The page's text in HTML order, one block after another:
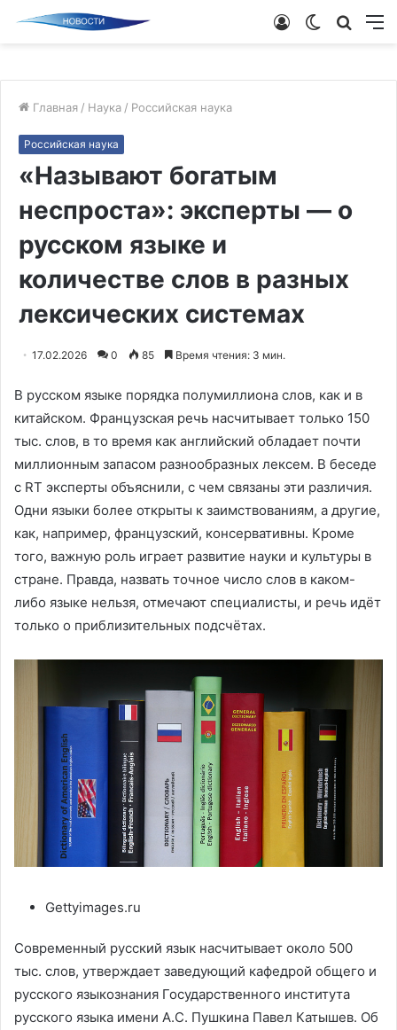
Поиск
Switch
Войти
Главная / Наука / Российская наука
Российская наука
«Называют богатым
неспроста»: эксперты — о
русском языке и
количестве слов в разных
лексических системах
17.02.2026 0 85 Время чтения: 3 мин.
В русском языке порядка полумиллиона слов, как и в
китайском. Французская речь насчитывает только 150
тыс. слов, в то время как английский обладает почти
миллионным запасом разнообразных лексем. В беседе
с RT эксперты объяснили, с чем связаны эти различия.
Одни языки более открыты к заимствованиям, а другие,
как, например, французский, консервативны. Кроме
того, важную роль играет развитие науки и культуры в
стране. Правда, назвать точное число слов в каком-
либо языке нельзя, отмечают специалисты, и речь идёт
только о приблизительных подсчётах.
Gettyimages.ru
Современный русский язык насчитывает около 500
тыс. слов, утверждает заведующий кафедрой общего и
русского языкознания Государственного института
русского языка имени А.С. Пушкина Павел Катышев. Об